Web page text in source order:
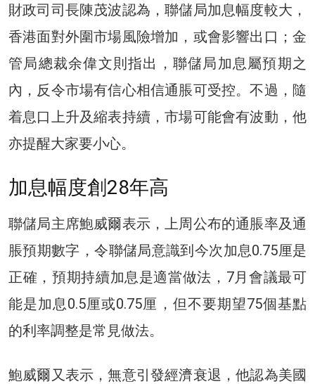
財政司司長陳茂波認為，聯儲局加息幅度較大，
香港面對外圍市場風險增加，或會影響出口；金
管局總裁余偉文則指出，聯儲局加息屬預期之
內，反令市場有信心相信通脹可受控。不過，隨
着息口上升及縮表持續，市場可能會有波動，他
亦提醒大家要小心。
加息幅度創28年高
聯儲局主席鮑威爾表示，上周公布的通脹率及通
脹預期數字，令聯儲局意識到今次加息0.75厘是
正確，預期持續加息是適當做法，7月會議最可
能是加息0.5厘或0.75厘，但不要期望75個基點
的利率調整是常見做法。
鮑威爾又表示，無意引發經濟衰退，他認為美國